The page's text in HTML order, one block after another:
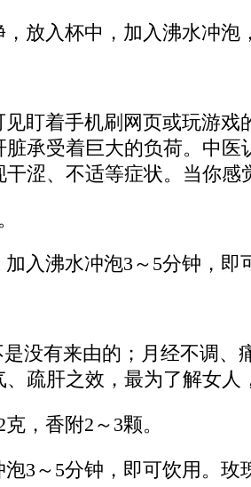
放入杯中，加入沸水冲泡
盯着手机刷网页或玩游
承受着巨大的负荷。中
涩、不适等症状。当你感
入沸水冲泡3～5分钟，即
没有来由的；月经不调
疏肝之效，最为了解女人
，香附2～3颗。
3～5分钟，即可饮用。玫